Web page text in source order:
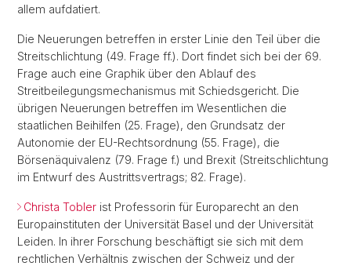
allem aufdatiert.
Die Neuerungen betreffen in erster Linie den Teil über die
Streitschlichtung (49. Frage ff.). Dort findet sich bei der 69.
Frage auch eine Graphik über den Ablauf des
Streitbeilegungsmechanismus mit Schiedsgericht. Die
übrigen Neuerungen betreffen im Wesentlichen die
staatlichen Beihilfen (25. Frage), den Grundsatz der
Autonomie der EU-Rechtsordnung (55. Frage), die
Börsenäquivalenz (79. Frage f.) und Brexit (Streitschlichtung
im Entwurf des Austrittsvertrags; 82. Frage).
Christa Tobler ist Professorin für Europarecht an den
Europainstituten der Universität Basel und der Universität
Leiden. In ihrer Forschung beschäftigt sie sich mit dem
rechtlichen Verhältnis zwischen der Schweiz und der